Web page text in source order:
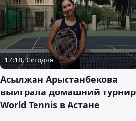
17:18, Сегодня
Асылжан Арыстанбекова
выиграла домашний турнир
World Tennis в Астане